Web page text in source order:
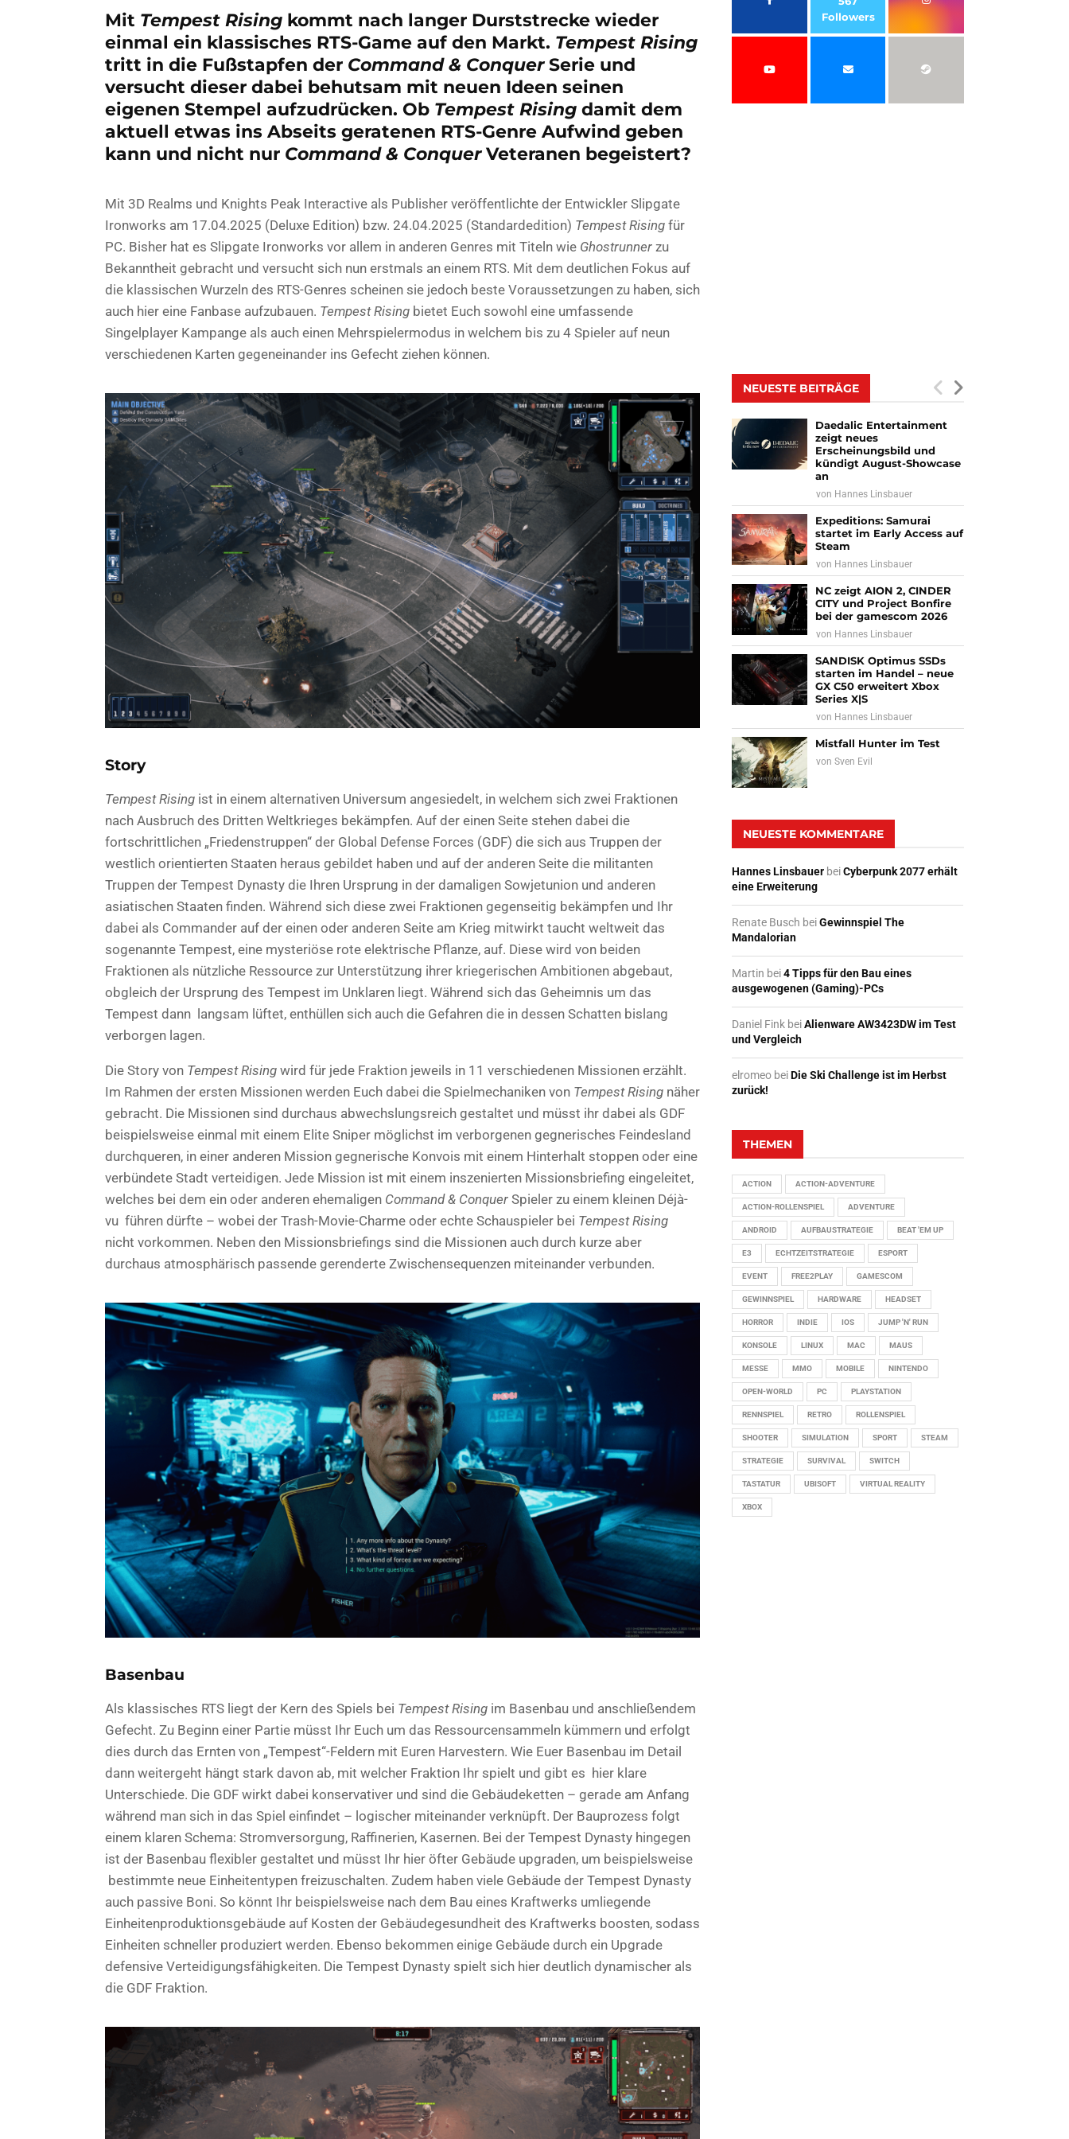
Mit Tempest Rising kommt nach langer Durststrecke wieder
einmal ein klassisches RTS-Game auf den Markt. Tempest Rising
tritt in die Fußstapfen der Command & ConquerSerie und
versucht dieser dabei behutsam mit neuen Ideen seinen
eigenen Stempel aufzudrücken. Ob Tempest Rising damit dem
aktuell etwas ins Abseits geratenen RTS-Genre Aufwind geben
kann und nicht nur Command & ConquerVeteranen begeistert?
Mit 3D Realms und Knights Peak Interactive als Publisher veröffentlichte der Entwickler Slipgate
Ironworks am 17.04.2025 (Deluxe Edition) bzw. 24.04.2025 (Standardedition) Tempest Rising für
PC. Bisher hat es Slipgate Ironworks vor allem in anderen Genres mit Titeln wie Ghostrunner zu
Bekanntheit gebracht und versucht sich nun erstmals an einem RTS. Mit dem deutlichen Fokus auf
die klassischen Wurzeln des RTS-Genres scheinen sie jedoch beste Voraussetzungen zu haben, sich
auch hier eine Fanbase aufzubauen. Tempest Rising bietet Euch sowohl eine umfassende
Singelplayer Kampange als auch einen Mehrspielermodus in welchem bis zu 4 Spieler auf neun
verschiedenen Karten gegeneinander ins Gefecht ziehen können.
Story
Tempest Rising ist in einem alternativen Universum angesiedelt, in welchem sich zwei Fraktionen
nach Ausbruch des Dritten Weltkrieges bekämpfen. Auf der einen Seite stehen dabei die
fortschrittlichen „Friedenstruppen“ der Global Defense Forces (GDF) die sich aus Truppen der
westlich orientierten Staaten heraus gebildet haben und auf der anderen Seite die militanten
Truppen der Tempest Dynasty die Ihren Ursprung in der damaligen Sowjetunion und anderen
asiatischen Staaten finden. Während sich diese zwei Fraktionen gegenseitig bekämpfen und Ihr
dabei als Commander auf der einen oder anderen Seite am Krieg mitwirkt taucht weltweit das
sogenannte Tempest, eine mysteriöse rote elektrische Pflanze, auf. Diese wird von beiden
Fraktionen als nützliche Ressource zur Unterstützung ihrer kriegerischen Ambitionen abgebaut,
obgleich der Ursprung des Tempest im Unklaren liegt. Während sich das Geheimnis um das
Tempest dann langsam lüftet, enthüllen sich auch die Gefahren die in dessen Schatten bislang
verborgen lagen.
Die Story von Tempest Rising wird für jede Fraktion jeweils in 11 verschiedenen Missionen erzählt.
Im Rahmen der ersten Missionen werden Euch dabei die Spielmechaniken von Tempest Rising näher
gebracht. Die Missionen sind durchaus abwechslungsreich gestaltet und müsst ihr dabei als GDF
beispielsweise einmal mit einem Elite Sniper möglichst im verborgenen gegnerisches Feindesland
durchqueren, in einer anderen Mission gegnerische Konvois mit einem Hinterhalt stoppen oder eine
verbündete Stadt verteidigen. Jede Mission ist mit einem inszenierten Missionsbriefing eingeleitet,
welches bei dem ein oder anderen ehemaligen Command & Conquer Spieler zu einem kleinen Déjà-
vu führen dürfte – wobei der Trash-Movie-Charme oder echte Schauspieler bei Tempest Rising
nicht vorkommen. Neben den Missionsbriefings sind die Missionen auch durch kurze aber
durchaus atmosphärisch passende gerenderte Zwischensequenzen miteinander verbunden.
Basenbau
Als klassisches RTS liegt der Kern des Spiels bei Tempest Rising im Basenbau und anschließendem
Gefecht. Zu Beginn einer Partie müsst Ihr Euch um das Ressourcensammeln kümmern und erfolgt
dies durch das Ernten von „Tempest“-Feldern mit Euren Harvestern. Wie Euer Basenbau im Detail
dann weitergeht hängt stark davon ab, mit welcher Fraktion Ihr spielt und gibt es hier klare
Unterschiede. Die GDF wirkt dabei konservativer und sind die Gebäudeketten – gerade am Anfang
während man sich in das Spiel einfindet – logischer miteinander verknüpft. Der Bauprozess folgt
einem klaren Schema: Stromversorgung, Raffinerien, Kasernen. Bei der Tempest Dynasty hingegen
ist der Basenbau flexibler gestaltet und müsst Ihr hier öfter Gebäude upgraden, um beispielsweise
bestimmte neue Einheitentypen freizuschalten. Zudem haben viele Gebäude der Tempest Dynasty
auch passive Boni. So könnt Ihr beispielsweise nach dem Bau eines Kraftwerks umliegende
Einheitenproduktionsgebäude auf Kosten der Gebäudegesundheit des Kraftwerks boosten, sodass
Einheiten schneller produziert werden. Ebenso bekommen einige Gebäude durch ein Upgrade
defensive Verteidigungsfähigkeiten. Die Tempest Dynasty spielt sich hier deutlich dynamischer als
die GDF Fraktion.
Followers
NEUESTE BEITRÄGE
Daedalic Entertainment
zeigt neues
Erscheinungsbild und
kündigt August-Showcase
an
von Hannes Linsbauer
Expeditions: Samurai
startet im Early Access auf
Steam
von Hannes Linsbauer
NC zeigt AION 2, CINDER
CITY und Project Bonfire
bei der gamescom 2026
von Hannes Linsbauer
SANDISK Optimus SSDs
starten im Handel – neue
GX C50 erweitert Xbox
Series X|S
von Hannes Linsbauer
Mistfall Hunter im Test
vonSven Evil
NEUESTE KOMMENTARE
Hannes Linsbauer beiCyberpunk 2077 erhält
eine Erweiterung
Renate Busch beiGewinnspiel The
Mandalorian
Martin bei4 Tipps für den Bau eines
ausgewogenen (Gaming)-PCs
Daniel Fink beiAlienware AW3423DW im Test
und Vergleich
elromeo beiDie Ski Challenge ist im Herbst
zurück!
THEMEN
ACTION ACTION-ADVENTURE
ACTION-ROLLENSPIEL ADVENTURE
ANDROID AUFBAUSTRATEGIE BEAT 'EM UP
E3 ECHTZEITSTRATEGIE ESPORT
EVENT FREE2PLAY GAMESCOM
GEWINNSPIEL HARDWARE HEADSET
HORROR INDIE IOS JUMP 'N' RUN
KONSOLE LINUX MAC MAUS
MESSE MMO MOBILE NINTENDO
OPEN-WORLD PC PLAYSTATION
RENNSPIEL RETRO ROLLENSPIEL
SHOOTER SIMULATION SPORT STEAM
STRATEGIE SURVIVAL SWITCH
TASTATUR UBISOFT VIRTUAL REALITY
XBOX